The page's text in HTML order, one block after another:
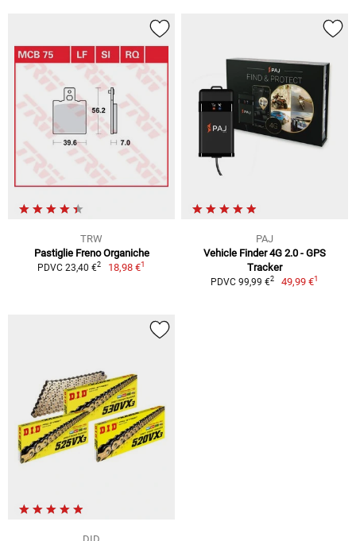
TRW
Pastiglie Freno Organiche
PDVC 23,40 €2 18,98 €1
PAJ
Vehicle Finder 4G 2.0 - GPS
Tracker
PDVC 99,99 €2 49,99 €1